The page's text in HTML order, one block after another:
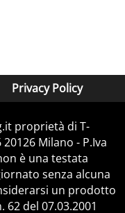
Privacy Policy
proprietà di T-
Milano - P.Iva
è una testata
senza alcuna
un prodotto
del 07.03.2001